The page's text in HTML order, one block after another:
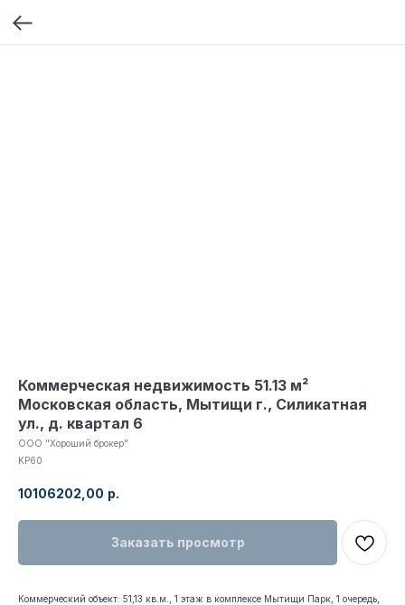
Коммерческая недвижимость 51.13 м²
Московская область, Мытищи г., Силикатная
ул., д. квартал 6
ООО "Хороший брокер"
KP60
10106202,00 р.
Заказать просмотр
Коммерческий объект: 51,13 кв.м., 1 этаж в комплексе Мытищи Парк, 1 очередь,